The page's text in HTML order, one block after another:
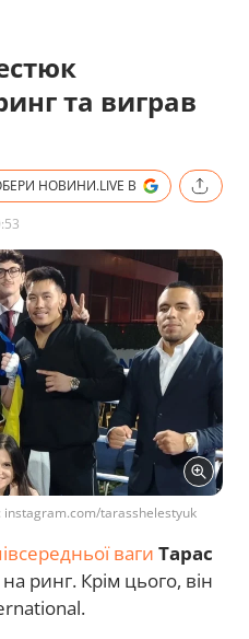
та виграв
НОВИНИ.LIVE В
tarasshelestyuk
ваги Тарас
ринг. Крім цього, він